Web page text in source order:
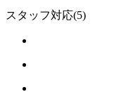
スタッフ対応(5)